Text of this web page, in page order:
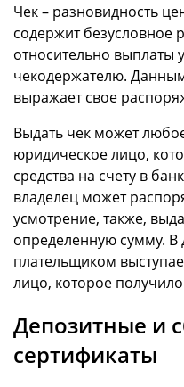
Чек – разновидность
содержит безусловное
относительно выплаты
чекодержателю.
выражает свое
Выдать чек может
юридическое лицо,
средства на счету в
владелец может
усмотрение, также,
определенную сумму. В
плательщиком
лицо, которое
Депозитные и
сертификаты